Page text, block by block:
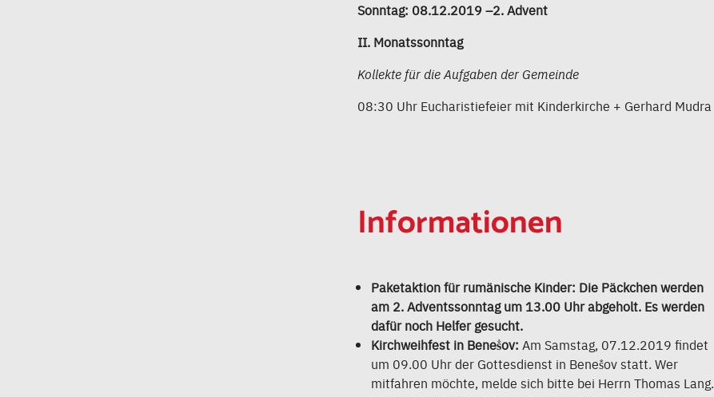
Sonntag: 08.12.2019 –2. Advent
II. Monatssonntag
Kollekte für die Aufgaben der Gemeinde
08:30 Uhr Eucharistiefeier mit Kinderkirche + Gerhard Mudra
Informationen
Paketaktion für rumänische Kinder: Die Päckchen werden
am 2. Adventssonntag um 13.00 Uhr abgeholt. Es werden
dafür noch Helfer gesucht.
Kirchweihfest in Beneṧov: Am Samstag, 07.12.2019 findet
um 09.00 Uhr der Gottesdienst in Beneṧov statt. Wer
mitfahren möchte, melde sich bitte bei Herrn Thomas Lang.